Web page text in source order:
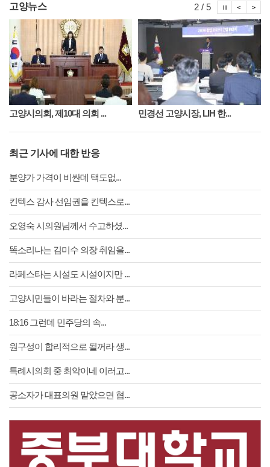
6시부터 10시까지 행주산성 일원에
서 펼쳐진다.
고양뉴스
고양시의회, 제10대 의회 ... 민경선 고양시장, LIH 한...
2 / 5 시
시정뉴
최근 기사에 대한 반응
분양가 가격이 비싼데 택도없...
킨텍스 감사 선임권을 킨텍스로...
오영숙 시의원님께서 수고하셨...
똑소리나는 김미수 의장 취임을...
라페스타는 시설도 시설이지만 ...
고양시민들이 바라는 절차와 분...
18:16 그런데 민주당의 속...
원구성이 합리적으로 될꺼라 생...
특례시의회 중 최악이네 이러고...
공소자가 대표의원 맡았으면 협...